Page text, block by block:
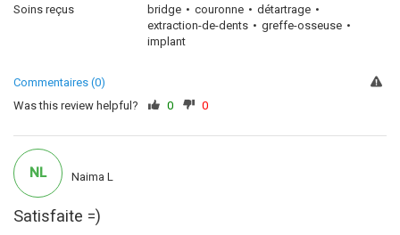
Soins reçus
bridge couronne
détartrage
extraction-de-dents
greffe-osseuse
implant
Commentaires (0)
Was this review helpful?
0 0
Satisfaite =)
NL Naima L